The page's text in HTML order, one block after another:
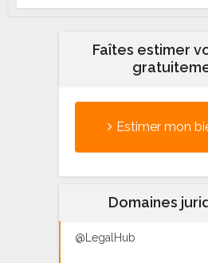
Faîtes estimer
Estimer mon
Domaines
@LegalHub